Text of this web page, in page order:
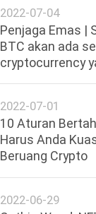
2022-07-04
Penjaga Emas |
BTC akan ada
cryptocurrency
2022-07-01
10 Aturan
Harus Anda
Beruang Crypto
2022-06-29